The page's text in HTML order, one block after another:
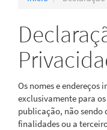
Os nomes e endereços
exclusivamente para
publicação, não
finalidades ou a